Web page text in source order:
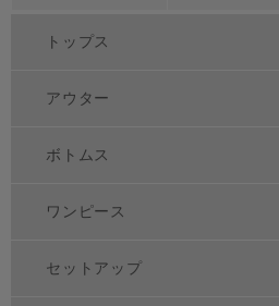
トップス
アウター
ボトムス
ワンピース
セットアップ